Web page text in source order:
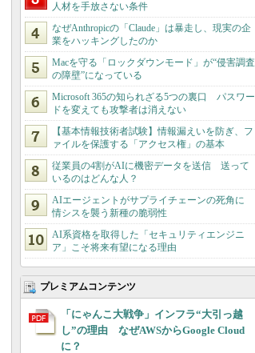
人材を手放さない条件
なぜAnthropicの「Claude」は暴走し、現実の企
業をハッキングしたのか
Macを守る「ロックダウンモード」が“侵害調査
の障壁”になっている
Microsoft 365の知られざる5つの裏口 パスワー
ドを変えても攻撃者は消えない
【基本情報技術者試験】情報漏えいを防ぎ、フ
ァイルを保護する「アクセス権」の基本
従業員の4割がAIに機密データを送信 送って
いるのはどんな人？
AIエージェントがサプライチェーンの死角に
情シスを襲う新種の脆弱性
AI系資格を取得した「セキュリティエンジニ
ア」こそ将来有望になる理由
プレミアムコンテンツ
「にゃんこ大戦争」インフラ“大引っ越
し”の理由 なぜAWSからGoogle Cloud
に？